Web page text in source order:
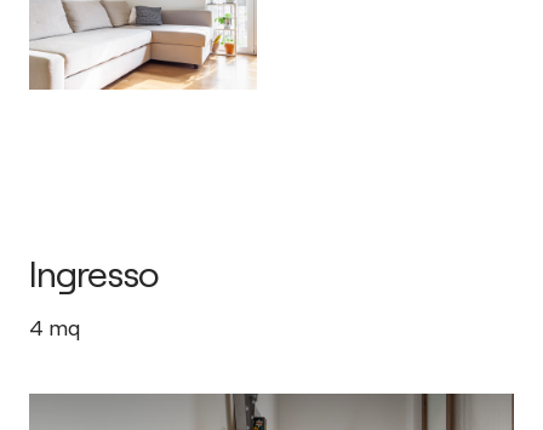
Ingresso
4 mq